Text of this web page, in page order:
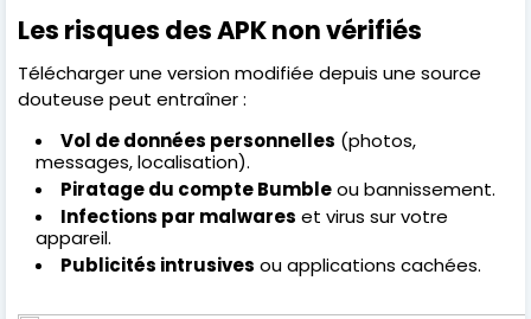
Les risques des APK non vérifiés
Télécharger une version modifiée depuis une source
douteuse peut entraîner :
Vol de données personnelles (photos,
messages, localisation).
Piratage du compte Bumbleou bannissement.
Infections par malwares et virus sur votre
appareil.
Publicités intrusives ou applications cachées.